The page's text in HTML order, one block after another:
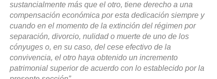
sustancialmente más que el otro, tiene derecho a una
compensación económica por esta dedicación siempre y
cuando en el momento de la extinción del régimen por
separación, divorcio, nulidad o muerte de uno de los
cónyuges o, en su caso, del cese efectivo de la
convivencia, el otro haya obtenido un incremento
patrimonial superior de acuerdo con lo establecido por la